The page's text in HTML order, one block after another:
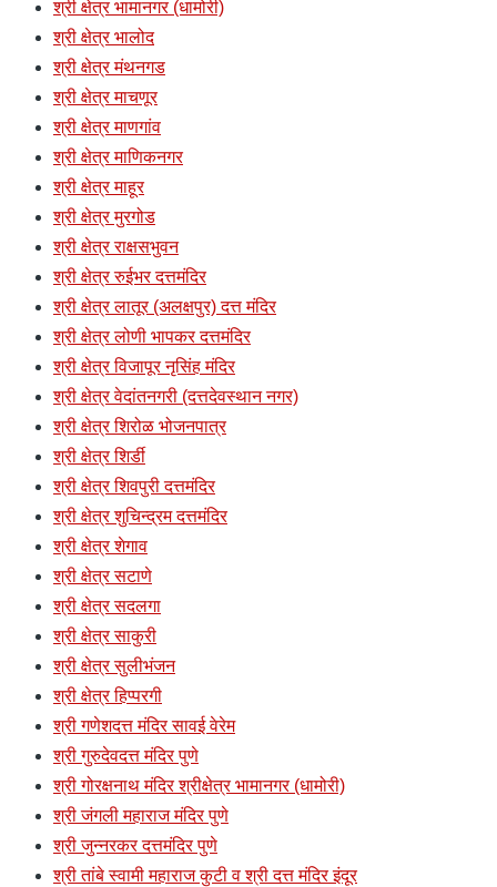
श्री क्षेत्र भामानगर (धामोरी)
श्री क्षेत्र भालोद
श्री क्षेत्र मंथनगड
श्री क्षेत्र माचणूर
श्री क्षेत्र माणगांव
श्री क्षेत्र माणिकनगर
श्री क्षेत्र माहूर
श्री क्षेत्र मुरगोड
श्री क्षेत्र राक्षसभुवन
श्री क्षेत्र रुईभर दत्तमंदिर
श्री क्षेत्र लातूर (अलक्षपुर) दत्त मंदिर
श्री क्षेत्र लोणी भापकर दत्तमंदिर
श्री क्षेत्र विजापूर नृसिंह मंदिर
श्री क्षेत्र वेदांतनगरी (दत्तदेवस्थान नगर)
श्री क्षेत्र शिरोळ भोजनपात्र
श्री क्षेत्र शिर्डी
श्री क्षेत्र शिवपुरी दत्तमंदिर
श्री क्षेत्र शुचिन्द्रम दत्तमंदिर
श्री क्षेत्र शेगाव
श्री क्षेत्र सटाणे
श्री क्षेत्र सदलगा
श्री क्षेत्र साकुरी
श्री क्षेत्र सुलीभंजन
श्री क्षेत्र हिप्परगी
श्री गणेशदत्त मंदिर सावई वेरेम
श्री गुरुदेवदत्त मंदिर पुणे
श्री गोरक्षनाथ मंदिर श्रीक्षेत्र भामानगर (धामोरी)
श्री जंगली महाराज मंदिर पुणे
श्री जुन्नरकर दत्तमंदिर पुणे
श्री तांबे स्वामी महाराज कुटी व श्री दत्त मंदिर इंदूर